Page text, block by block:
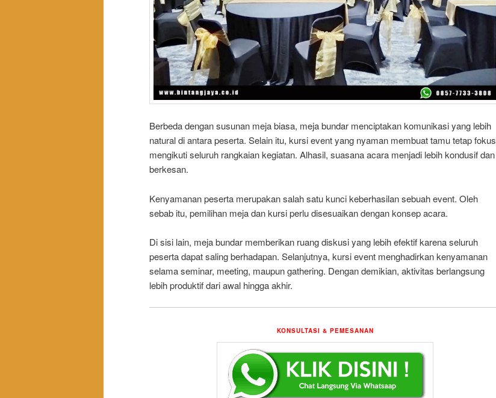
Berbeda dengan susunan meja biasa, meja bundar menciptakan komunikasi yang lebih
natural di antara peserta. Selain itu, kursi event yang nyaman membuat tamu tetap fokus
mengikuti seluruh rangkaian kegiatan. Alhasil, suasana acara menjadi lebih kondusif dan
berkesan.
Kenyamanan peserta merupakan salah satu kunci keberhasilan sebuah event. Oleh
sebab itu, pemilihan meja dan kursi perlu disesuaikan dengan konsep acara.
Di sisi lain, meja bundar memberikan ruang diskusi yang lebih efektif karena seluruh
peserta dapat saling berhadapan. Selanjutnya, kursi event menghadirkan kenyamanan
selama seminar, meeting, maupun gathering. Dengan demikian, aktivitas berlangsung
lebih produktif dari awal hingga akhir.
KONSULTASI & PEMESANAN